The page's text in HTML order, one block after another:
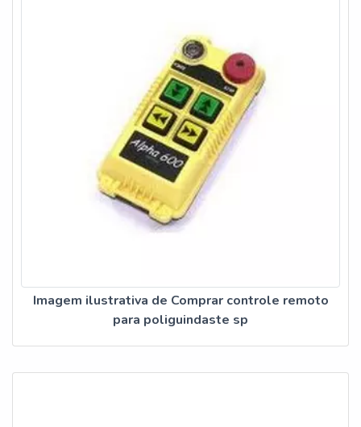
Imagem ilustrativa de Comprar controle remoto
para poliguindaste sp